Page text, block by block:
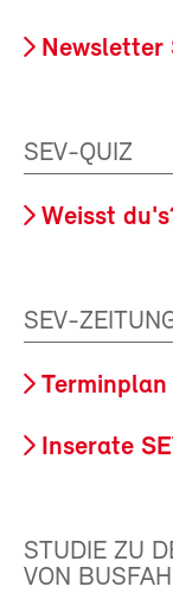
Newsletter
SEV-QUIZ
Weisst
SEV-
Inserate
STUDIE ZU
VON